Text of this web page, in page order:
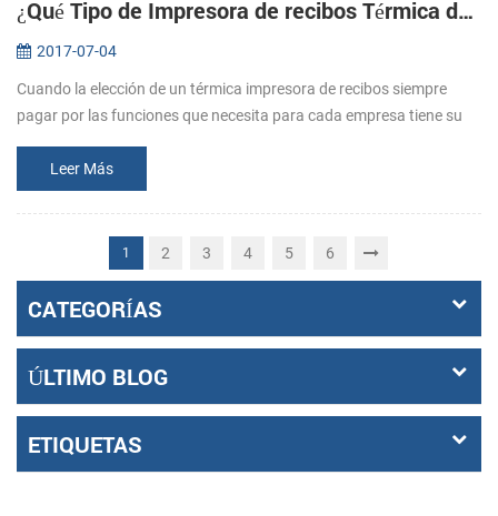
¿Qué Tipo de Impresora de recibos Térmica debo Comprar?
2017-07-04
Cuando la elección de un térmica impresora de recibos siempre
pagar por las funciones que necesita para cada empresa tiene su
requisitos s...
Leer Más
1 2 3 4 5 6
CATEGORÍAS
ÚLTIMO BLOG
ETIQUETAS